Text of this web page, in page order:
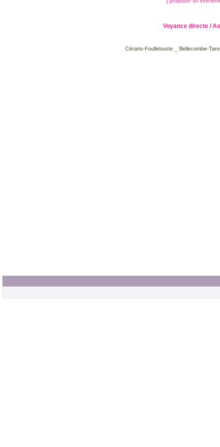
Voyance directe /
Cérans-Foulletourte Bellecombe-